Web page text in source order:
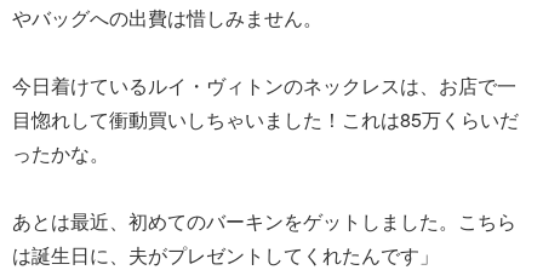
やバッグへの出費は惜しみません。
今日着けているルイ・ヴィトンのネックレスは、お店で一
目惚れして衝動買いしちゃいました！これは85万くらいだ
ったかな。
あとは最近、初めてのバーキンをゲットしました。こちら
は誕生日に、夫がプレゼントしてくれたんです」